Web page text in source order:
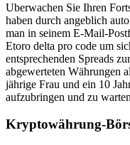
Uberwachen Sie Ihren
haben durch angeblich
man in seinem E-Mail-
Etoro delta pro code um
entsprechenden Spreads
abgewerteten Währungen
jährige Frau und ein 10
aufzubringen und zu
Kryptowährung-